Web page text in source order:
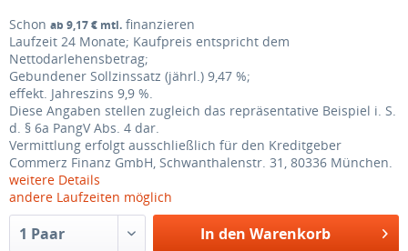
Schon ab 9,17 € mtl. finanzieren
Laufzeit 24 Monate; Kaufpreis entspricht dem
Nettodarlehensbetrag;
Gebundener Sollzinssatz (jährl.) 9,47 %;
effekt. Jahreszins 9,9 %.
Diese Angaben stellen zugleich das repräsentative Beispiel i. S.
d. § 6a PangV Abs. 4 dar.
Vermittlung erfolgt ausschließlich für den Kreditgeber
Commerz Finanz GmbH, Schwanthalenstr. 31, 80336 München.
weitere Details
andere Laufzeiten möglich
In den Warenkorb